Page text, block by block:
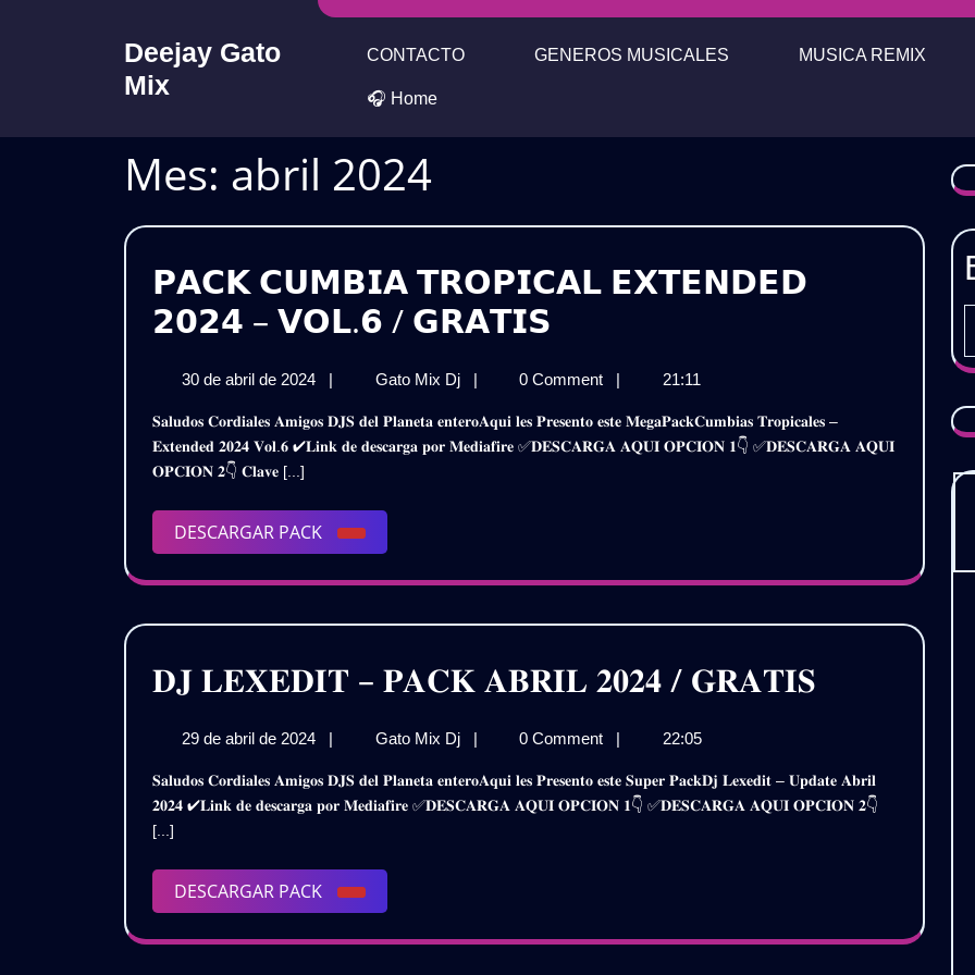
Deejay Gato
Mix
CONTACTO GENEROS MUSICALES MUSICA REMIX
🎧 Home
Mes: abril 2024
𝗣𝗔𝗖𝗞 𝗖𝗨𝗠𝗕𝗜𝗔 𝗧𝗥𝗢𝗣𝗜𝗖𝗔𝗟 𝗘𝗫𝗧𝗘𝗡𝗗𝗘𝗗
𝟮𝟬𝟮𝟰 – 𝗩𝗢𝗟.𝟲 / 𝗚𝗥𝗔𝗧𝗜𝗦
𝗧𝗥𝗢𝗣𝗜𝗖𝗔𝗟
𝗘𝗫𝗧𝗘𝗡𝗗𝗘𝗗
/
𝗚𝗥𝗔𝗧𝗜𝗦
30 de abril de 2024
30
abril
de
| Gato Mix Dj
𝗣𝗔𝗖𝗞
𝗧𝗥𝗢𝗣𝗜𝗖𝗔𝗟
𝗘𝗫𝗧𝗘𝗡𝗗𝗘𝗗
| 0 Comment | 21:11
𝐒𝐚𝐥𝐮𝐝𝐨𝐬 𝐂𝐨𝐫𝐝𝐢𝐚𝐥𝐞𝐬 𝐀𝐦𝐢𝐠𝐨𝐬 𝐃𝐉𝐒 𝐝𝐞𝐥 𝐏𝐥𝐚𝐧𝐞𝐭𝐚 𝐞𝐧𝐭𝐞𝐫𝐨𝐀𝐪𝐮𝐢 𝐥𝐞𝐬 𝐏𝐫𝐞𝐬𝐞𝐧𝐭𝐨 𝐞𝐬𝐭𝐞 𝐌𝐞𝐠𝐚𝐏𝐚𝐜𝐤𝐂𝐮𝐦𝐛𝐢𝐚𝐬 𝐓𝐫𝐨𝐩𝐢𝐜𝐚𝐥𝐞𝐬 –
𝐄𝐱𝐭𝐞𝐧𝐝𝐞𝐝 𝟐𝟎𝟐𝟒 𝐕𝐨𝐥.𝟔 ✔𝐋𝐢𝐧𝐤 𝐝𝐞 𝐝𝐞𝐬𝐜𝐚𝐫𝐠𝐚 𝐩𝐨𝐫 𝐌𝐞𝐝𝐢𝐚𝐟𝐢𝐫𝐞 ✅𝐃𝐄𝐒𝐂𝐀𝐑𝐆𝐀 𝐀𝐐𝐔𝐈 𝐎𝐏𝐂𝐈𝐎𝐍 𝟏👇 ✅𝐃𝐄𝐒𝐂𝐀𝐑𝐆𝐀 𝐀𝐐𝐔𝐈
𝐎𝐏𝐂𝐈𝐎𝐍 𝟐👇 𝐂𝐥𝐚𝐯𝐞 [...]
DESCARGAR PACK
DESCARGAR
PACK
𝐃𝐉 𝐋𝐄𝐗𝐄𝐃𝐈𝐓 – 𝐏𝐀𝐂𝐊 𝐀𝐁𝐑𝐈𝐋 𝟐𝟎𝟐𝟒 / 𝐆𝐑𝐀𝐓𝐈𝐒
𝐏𝐀𝐂𝐊
𝐆𝐑𝐀𝐓𝐈𝐒
29 de abril de 2024
29
abril
de
| Gato Mix Dj
𝐃𝐉
–
𝐏𝐀𝐂𝐊
| 0 Comment | 22:05
𝐒𝐚𝐥𝐮𝐝𝐨𝐬 𝐂𝐨𝐫𝐝𝐢𝐚𝐥𝐞𝐬 𝐀𝐦𝐢𝐠𝐨𝐬 𝐃𝐉𝐒 𝐝𝐞𝐥 𝐏𝐥𝐚𝐧𝐞𝐭𝐚 𝐞𝐧𝐭𝐞𝐫𝐨𝐀𝐪𝐮𝐢 𝐥𝐞𝐬 𝐏𝐫𝐞𝐬𝐞𝐧𝐭𝐨 𝐞𝐬𝐭𝐞 𝐒𝐮𝐩𝐞𝐫 𝐏𝐚𝐜𝐤𝐃𝐣 𝐋𝐞𝐱𝐞𝐝𝐢𝐭 – 𝐔𝐩𝐝𝐚𝐭𝐞 𝐀𝐛𝐫𝐢𝐥
𝟐𝟎𝟐𝟒 ✔𝐋𝐢𝐧𝐤 𝐝𝐞 𝐝𝐞𝐬𝐜𝐚𝐫𝐠𝐚 𝐩𝐨𝐫 𝐌𝐞𝐝𝐢𝐚𝐟𝐢𝐫𝐞 ✅𝐃𝐄𝐒𝐂𝐀𝐑𝐆𝐀 𝐀𝐐𝐔𝐈 𝐎𝐏𝐂𝐈𝐎𝐍 𝟏👇 ✅𝐃𝐄𝐒𝐂𝐀𝐑𝐆𝐀 𝐀𝐐𝐔𝐈 𝐎𝐏𝐂𝐈𝐎𝐍 𝟐👇
[...]
DESCARGAR PACK
DESCARGAR
PACK